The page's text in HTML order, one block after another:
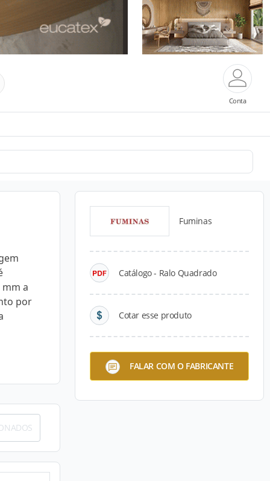
Conta
a
por
Fuminas
Catálogo - Ralo Quadrado
Cotar esse produto
FALAR COM O FABRICANTE